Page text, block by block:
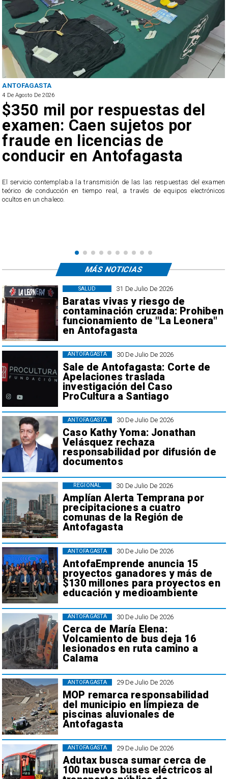
ANTOFAGASTA
4 De Agosto De 2026
$350 mil por respuestas del
examen: Caen sujetos por
fraude en licencias de
conducir en Antofagasta
El servicio contemplaba la transmisión de las las respuestas del examen
teórico de conducción en tiempo real, a través de equipos electrónicos
ocultos en un chaleco.
31 De Julio De 2026
Baratas vivas y riesgo de
contaminación cruzada: Prohiben
funcionamiento de "La Leonera"
en Antofagasta
SALUD
30 De Julio De 2026
Sale de Antofagasta: Corte de
Apelaciones traslada
investigación del Caso
ProCultura a Santiago
ANTOFAGASTA
30 De Julio De 2026
Caso Kathy Yoma: Jonathan
Velásquez rechaza
responsabilidad por difusión de
documentos
ANTOFAGASTA
30 De Julio De 2026
Amplían Alerta Temprana por
precipitaciones a cuatro
comunas de la Región de
Antofagasta
REGIONAL
30 De Julio De 2026
AntofaEmprende anuncia 15
proyectos ganadores y más de
$130 millones para proyectos en
educación y medioambiente
ANTOFAGASTA
30 De Julio De 2026
Cerca de María Elena:
Volcamiento de bus deja 16
lesionados en ruta camino a
Calama
ANTOFAGASTA
29 De Julio De 2026
MOP remarca responsabilidad
del municipio en limpieza de
piscinas aluvionales de
Antofagasta
ANTOFAGASTA
29 De Julio De 2026
Adutax busca sumar cerca de
100 nuevos buses eléctricos al
ANTOFAGASTA
MÁS NOTICIAS